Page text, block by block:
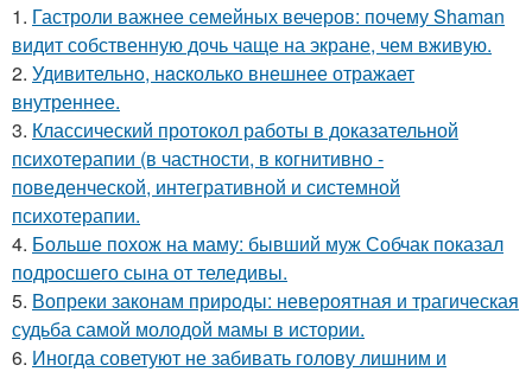
1. Гастроли важнее семейных вечеров: почему Shaman
видит собственную дочь чаще на экране, чем вживую.
2. Удивительнo, нacколько внешнее отражает
внутреннее.
3. Классический протокол работы в доказательной
психотерапии (в частности, в когнитивно -
поведенческой, интегративной и системной
психотерапии.
4. Больше похож на маму: бывший муж Собчак показал
подросшего сына от теледивы.
5. Вопреки законам природы: невероятная и трагическая
судьба самой молодой мамы в истории.
6. Иногда советуют не забивать голову лишним и